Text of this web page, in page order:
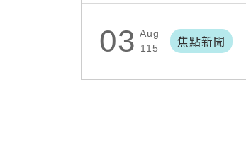
03 Aug
115
焦點新聞